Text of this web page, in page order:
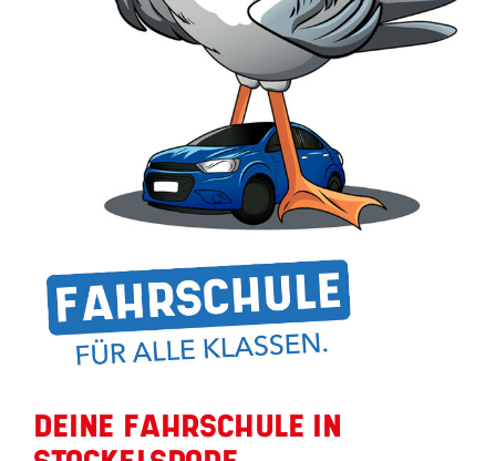
VORTEILSPARTNER
KONTAKT
DEINE FAHRSCHULE IN